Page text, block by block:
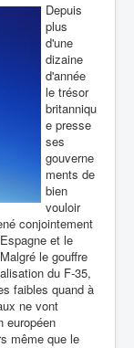
Depuis
plus
d'une
dizaine
d'année
le trésor
britanniqu
e presse
ses
gouverne
ments de
bien
vouloir
conjointement
et le
le gouffre
du F-35,
faibles quand à
ne vont
européen
même que le